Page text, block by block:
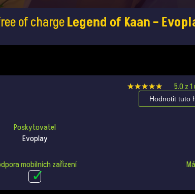
of chargeLegend of Kaan –
★★★★★
★★★★★ 5.0 z1
Hodnotit tuto
Poskytovatel
Evoplay
mobilních zařízení